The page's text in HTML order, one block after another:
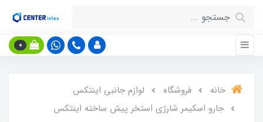
0
خانه فروشگاه
لوازم جانبی اینتکس
جارو اسکیمر شارژی استخر پیش ساخته اینتکس